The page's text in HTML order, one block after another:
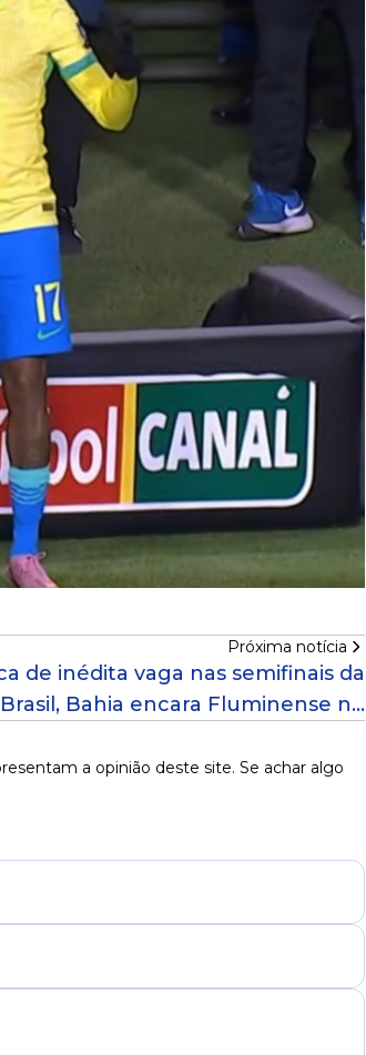
Próxima notícia
de inédita vaga nas semifinais da
Bahia encara Fluminense no
a opinião deste site. Se achar algo